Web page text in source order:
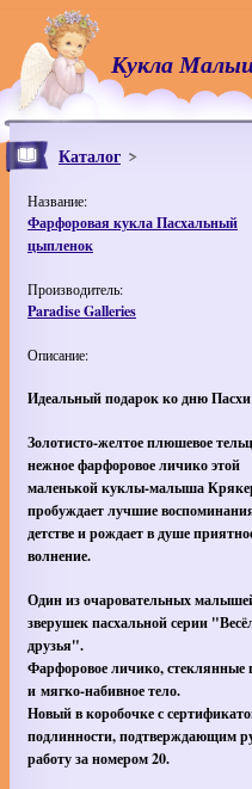
Кукла
Каталог
Название:
Фарфоровая кукла Пасхальный
цыпленок
Производитель:
Paradise Galleries
Описание:
Идеальный подарок ко дню
Золотисто-желтое плюшевое
нежное фарфоровое личико этой
маленькой куклы-малыша
пробуждает лучшие
детстве и рождает в душе
волнение.
Один из очаровательных
зверушек пасхальной серии
друзья".
Фарфоровое личико, стеклянные
и мягко-набивное тело.
Новый в коробочке с
подлинности, подтверждающим
работу за номером 20.